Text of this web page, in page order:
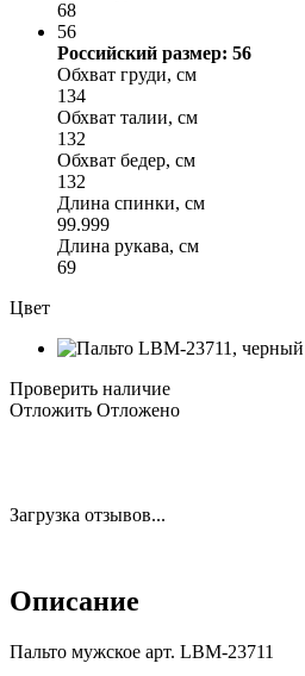
68
56
Российский размер: 56
Обхват груди, см
134
Обхват талии, см
132
Обхват бедер, см
132
Длина спинки, см
99.999
Длина рукава, см
69
Цвет
Проверить наличие
Отложить Отложено
Загрузка отзывов...
Описание
Пальто мужское арт. LBM-23711